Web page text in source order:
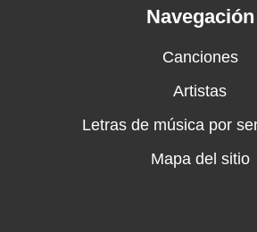
Navegación
Canciones
Artistas
Letras de música por
Mapa del sitio